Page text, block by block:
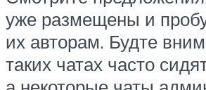
уже размещены и
их авторам. Будте
таких чатах часто